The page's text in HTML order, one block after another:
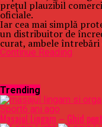
prețul plauzibil
oficiale.
Iar cea mai simplă
un distribuitor de
curat, ambele întrebări
Continue Reading
Trending
Sport6 ani ago
Masajul Lingam – Ghid